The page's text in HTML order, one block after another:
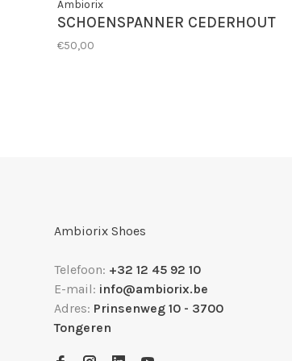
Ambiorix
SCHOENSPANNER CEDERHOUT
€50,00
Ambiorix Shoes
Telefoon: +32 12 45 92 10
E-mail: info@ambiorix.be
Adres: Prinsenweg 10 - 3700
Tongeren